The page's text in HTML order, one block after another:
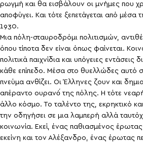
ρωγμή και θα εισβάλουν οι μνήμες που
αποφύγει. Και τότε ξεπετάγεται από μέσα
1930.
Μια πόλη-σταυροδρόμι πολιτισμών,
όπου τίποτα δεν είναι όπως φαίνεται.
πολιτικά παιχνίδια και υπόγειες
κάθε επίπεδο. Μέσα στο θυελλώδες αυτό
πνεύμα ανθίζει. Οι Έλληνες ζουν και
απέραντο ουρανό́ της πόλης. Η τότε
άλλο κόσμο. Το ταλέντο της, εκρηκτικό
την οδηγήσει σε μια λαμπερή αλλά
κοινωνία. Εκεί, ένας παθιασμένος
εκείνη και τον Αλέξανδρο, ένας έρωτας